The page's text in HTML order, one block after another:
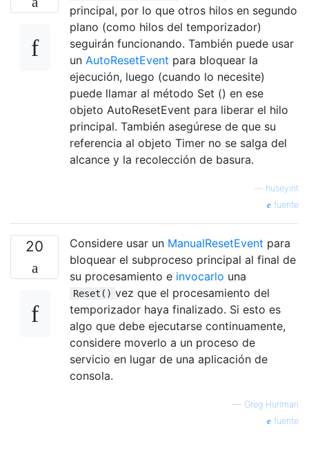
principal, por lo que otros hilos en segundo
plano (como hilos del temporizador)
seguirán funcionando. También puede usar
un AutoResetEvent para bloquear la
ejecución, luego (cuando lo necesite)
puede llamar al método Set () en ese
objeto AutoResetEvent para liberar el hilo
principal. También asegúrese de que su
referencia al objeto Timer no se salga del
alcance y la recolección de basura.
huseyint
fuente
20 Considere usar un ManualResetEvent para
bloquear el subproceso principal al final de
su procesamiento e invocarlo una
Reset() vez que el procesamiento del
temporizador haya finalizado. Si esto es
algo que debe ejecutarse continuamente,
considere moverlo a un proceso de
servicio en lugar de una aplicación de
consola.
— Greg Hurlman
fuente